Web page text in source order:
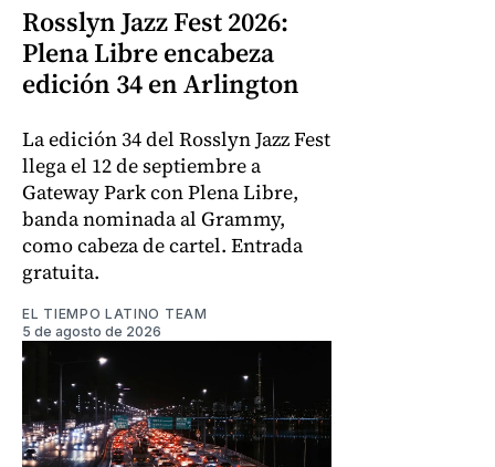
Rosslyn Jazz Fest 2026:
Plena Libre encabeza
edición 34 en Arlington
La edición 34 del Rosslyn Jazz Fest
llega el 12 de septiembre a
Gateway Park con Plena Libre,
banda nominada al Grammy,
como cabeza de cartel. Entrada
gratuita.
EL TIEMPO LATINO TEAM
5 de agosto de 2026